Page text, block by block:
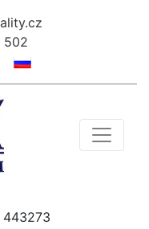
Toggle
443273